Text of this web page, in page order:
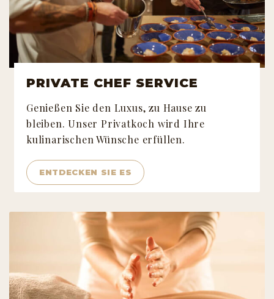
PRIVATE CHEF SERVICE
Genießen Sie den Luxus, zu Hause zu
bleiben. Unser Privatkoch wird Ihre
kulinarischen Wünsche erfüllen.
ENTDECKEN SIE ES